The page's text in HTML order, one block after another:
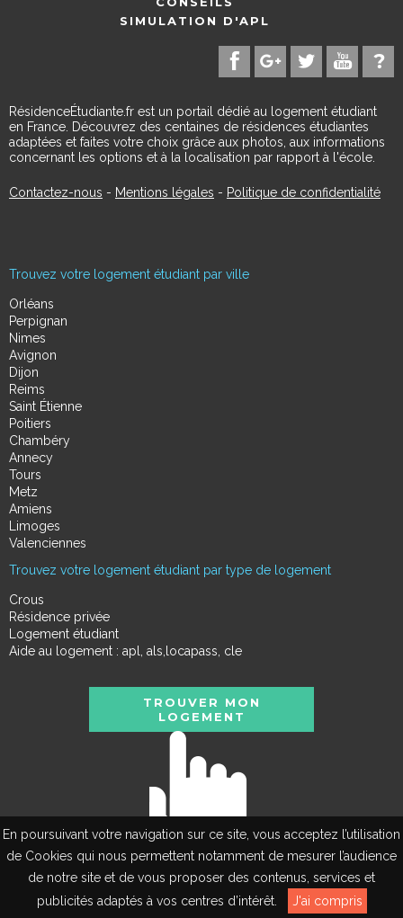
En poursuivant votre navigation sur ce site, vous acceptez l’utilisation
de Cookies qui nous permettent notamment de mesurer l’audience
de notre site et de vous proposer des contenus, services et
publicités adaptés à vos centres d’intérêt.
J'ai compris
SIMULATION D'APL
RésidenceÉtudiante.fr est un portail dédié au logement étudiant
en France. Découvrez des centaines de résidences étudiantes
adaptées et faites votre choix grâce aux photos, aux informations
concernant les options et à la localisation par rapport à l'école.
Contactez-nous - Mentions légales - Politique de confidentialité
Trouvez votre logement étudiant par ville
Orléans
Perpignan
Nimes
Avignon
Dijon
Reims
Saint Étienne
Poitiers
Chambéry
Annecy
Tours
Metz
Amiens
Limoges
Valenciennes
Trouvez votre logement étudiant par type de logement
Crous
Résidence privée
Logement étudiant
Aide au logement : apl, als,locapass, cle
TROUVER MON
LOGEMENT